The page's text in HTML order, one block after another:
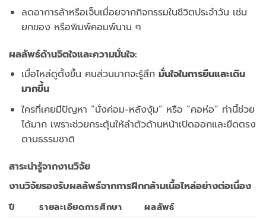
ลดอาการล้าหรือเจ็บเมื่อยจากกิจกรรมในชีวิตประจำวัน เช่น
ยกของ หรือพิมพ์คอมพ์นาน ๆ
ผลลัพธ์ด้านจิตใจและความมั่นใจ:
เมื่อไหล่ดูตั้งขึ้น คนส่วนมากจะรู้สึก มั่นใจในการยืนและเดิน
มากขึ้น
ใครที่เคยมีปัญหา “นั่งค่อม-หลังงุ้ม” หรือ “คอห่อ” ท่านี้ช่วย
ได้มาก เพราะช่วยกระตุ้นให้ลำตัวด้านหน้าเปิดออกและยืดตรง
ตามธรรมชาติ
สาระน่ารู้จากงานวิจัย
งานวิจัยรองรับผลลัพธ์จากการฝึกกล้ามเนื้อไหล่อย่างต่อเนื่อง
ปี รายละเอียดการศึกษา
ผลลัพธ์